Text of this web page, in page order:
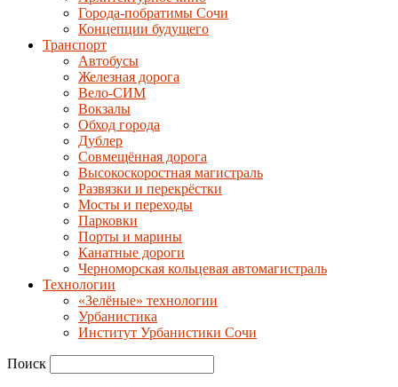
Города-побратимы Сочи
Концепции будущего
Транспорт
Автобусы
Железная дорога
Вело-СИМ
Вокзалы
Обход города
Дублер
Совмещённая дорога
Высокоскоростная магистраль
Развязки и перекрёстки
Мосты и переходы
Парковки
Порты и марины
Канатные дороги
Черноморская кольцевая автомагистраль
Технологии
«Зелёные» технологии
Урбанистика
Институт Урбанистики Сочи
Поиск